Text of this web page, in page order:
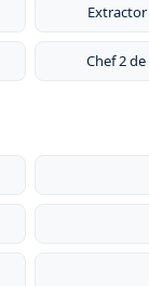
Chef 2